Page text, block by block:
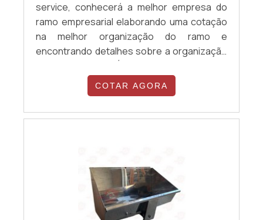
service, conhecerá a melhor empresa do
ramo empresarial elaborando uma cotação
na melhor organização do ramo e
encontrando detalhes sobre a organização
o produto deve ser adquirido com empresas
especializadas. Esse tipo de cuidado ajuda a
garantir a qualidade e durabilidade dos
gastos desnecessários.MAIS
INFORMAÇÕES RELEVANTES SOBRE O
BALCÃO SELF SERVICEQuem quer encontrar
balcão self service em uma empresa
COTAR AGORA